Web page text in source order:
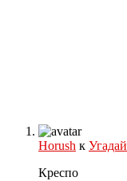
Horush к
Креспо